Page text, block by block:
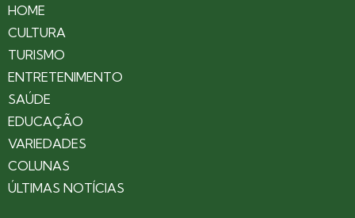
HOME
CULTURA
TURISMO
ENTRETENIMENTO
SAÚDE
EDUCAÇÃO
VARIEDADES
COLUNAS
ÚLTIMAS NOTÍCIAS